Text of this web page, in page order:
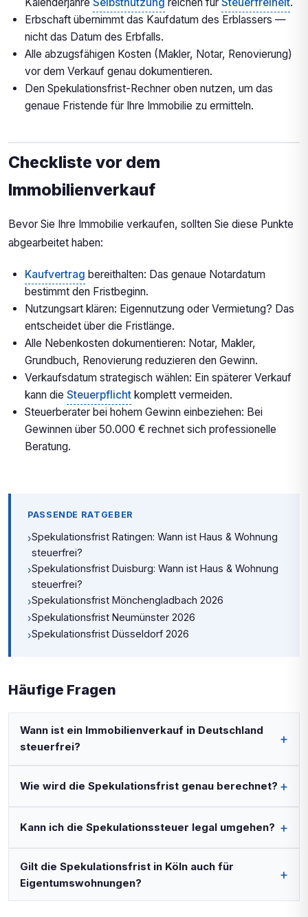
Kalenderjahre Selbstnutzung reichen für Steuerfreiheit.
Erbschaft übernimmt das Kaufdatum des Erblassers —
nicht das Datum des Erbfalls.
Alle abzugsfähigen Kosten (Makler, Notar, Renovierung)
vor dem Verkauf genau dokumentieren.
Den Spekulationsfrist-Rechner oben nutzen, um das
genaue Fristende für Ihre Immobilie zu ermitteln.
Checkliste vor dem
Immobilienverkauf
Bevor Sie Ihre Immobilie verkaufen, sollten Sie diese Punkte
abgearbeitet haben:
Kaufvertrag bereithalten: Das genaue Notardatum
bestimmt den Fristbeginn.
Nutzungsart klären: Eigennutzung oder Vermietung? Das
entscheidet über die Fristlänge.
Alle Nebenkosten dokumentieren: Notar, Makler,
Grundbuch, Renovierung reduzieren den Gewinn.
Verkaufsdatum strategisch wählen: Ein späterer Verkauf
kann die Steuerpflicht komplett vermeiden.
Steuerberater bei hohem Gewinn einbeziehen: Bei
Gewinnen über 50.000 € rechnet sich professionelle
Beratung.
PASSENDE RATGEBER
›Spekulationsfrist Ratingen: Wann ist Haus & Wohnung
steuerfrei?
›Spekulationsfrist Duisburg: Wann ist Haus & Wohnung
steuerfrei?
›Spekulationsfrist Mönchengladbach 2026
›Spekulationsfrist Neumünster 2026
›Spekulationsfrist Düsseldorf 2026
Häufige Fragen
Wann ist ein Immobilienverkauf in Deutschland
steuerfrei?
Wie wird die Spekulationsfrist genau berechnet?
Kann ich die Spekulationssteuer legal umgehen?
Gilt die Spekulationsfrist in Köln auch für
Eigentumswohnungen?